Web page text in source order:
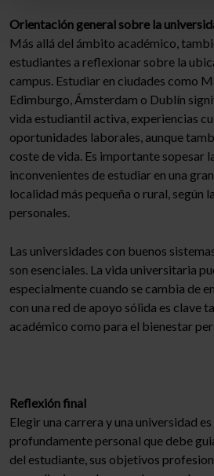
Orientación general sobre la
Más allá del ámbito académico,
estudiantes a reflexionar sobre la
campus. Estudiar en ciudades como
Edimburgo, Ámsterdam o Dublín
vida estudiantil activa, experiencias
oportunidades laborales, aunque
coste de vida. Es importante sopesar
inconvenientes de estudiar en una
localidad más pequeña o rural, según
personales.
Las universidades con buenos
son esenciales. La vida universitaria
especialmente cuando se cambia de
con una red de apoyo sólida es clave
académico como para el bienestar
Reflexión final
Elegir una carrera y una universidad
profundamente personal que debe
del estudiante, sus objetivos